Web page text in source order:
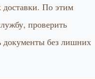
По этим
проверить
документы без лишних